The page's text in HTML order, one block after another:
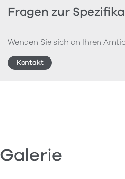
Fragen zur
Wenden Sie sich an Ihren
Kontakt
Galerie